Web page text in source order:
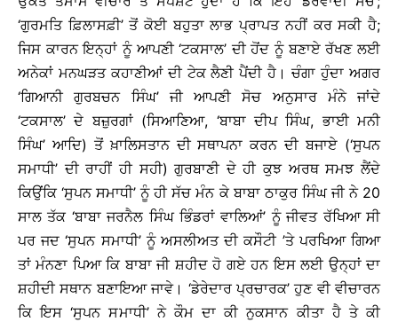
‘ਗੁਰਮਤਿ ਫ਼ਿਲਾਸਫ਼ੀ’ ਤੋਂ ਕੋਈ ਬਹੁਤਾ ਲਾਭ ਪ੍ਰਾਪਤ ਨਹੀਂ ਕਰ ਸਕੀ ਹੈ;
ਜਿਸ ਕਾਰਨ ਇਨ੍ਹਾਂ ਨੂੰ ਆਪਣੀ ‘ਟਕਸਾਲ’ ਦੀ ਹੋਂਦ ਨੂੰ ਬਣਾਏ ਰੱਖਣ ਲਈ
ਅਨੇਕਾਂ ਮਨਘੜਤ ਕਹਾਣੀਆਂ ਦੀ ਟੇਕ ਲੈਣੀ ਪੈਂਦੀ ਹੈ। ਚੰਗਾ ਹੁੰਦਾ ਅਗਰ
‘ਗਿਆਨੀ ਗੁਰਬਚਨ ਸਿੰਘ’ ਜੀ ਆਪਣੀ ਸੋਚ ਅਨੁਸਾਰ ਮੰਨੇ ਜਾਂਦੇ
‘ਟਕਸਾਲ’ ਦੇ ਬਜ਼ੁਰਗਾਂ (ਸਿਆਣਿਆ, ‘ਬਾਬਾ ਦੀਪ ਸਿੰਘ, ਭਾਈ ਮਨੀ
ਸਿੰਘ’ ਆਦਿ) ਤੋਂ ਖ਼ਾਲਿਸਤਾਨ ਦੀ ਸਥਾਪਨਾ ਕਰਨ ਦੀ ਬਜਾਏ (‘ਸੁਪਨ
ਸਮਾਧੀ’ ਦੀ ਰਾਹੀਂ ਹੀ ਸਹੀ) ਗੁਰਬਾਣੀ ਦੇ ਹੀ ਕੁਝ ਅਰਥ ਸਮਝ ਲੈਂਦੇ
ਕਿਉਂਕਿ ‘ਸੁਪਨ ਸਮਾਧੀ’ ਨੂੰ ਹੀ ਸੱਚ ਮੰਨ ਕੇ ਬਾਬਾ ਠਾਕੁਰ ਸਿੰਘ ਜੀ ਨੇ 20
ਸਾਲ ਤੱਕ ‘ਬਾਬਾ ਜਰਨੈਲ ਸਿੰਘ ਭਿੰਡਰਾਂ ਵਾਲਿਆਂ’ ਨੂੰ ਜੀਵਤ ਰੱਖਿਆ ਸੀ
ਪਰ ਜਦ ‘ਸੁਪਨ ਸਮਾਧੀ’ ਨੂੰ ਅਸਲੀਅਤ ਦੀ ਕਸੌਟੀ ’ਤੇ ਪਰਖਿਆ ਗਿਆ
ਤਾਂ ਮੰਨਣਾ ਪਿਆ ਕਿ ਬਾਬਾ ਜੀ ਸ਼ਹੀਦ ਹੋ ਗਏ ਹਨ ਇਸ ਲਈ ਉਨ੍ਹਾਂ ਦਾ
ਸ਼ਹੀਦੀ ਸਥਾਨ ਬਣਾਇਆ ਜਾਵੇ। ‘ਡੇਰੇਦਾਰ ਪ੍ਰਚਾਰਕ’ ਹੁਣ ਵੀ ਵੀਚਾਰਨ
ਕਿ ਇਸ ‘ਸੁਪਨ ਸਮਾਧੀ’ ਨੇ ਕੌਮ ਦਾ ਕੀ ਨੁਕਸਾਨ ਕੀਤਾ ਹੈ ਤੇ ਕੀ